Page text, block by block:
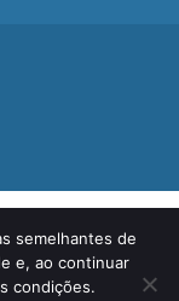
semelhantes de
e, ao continuar
condições.